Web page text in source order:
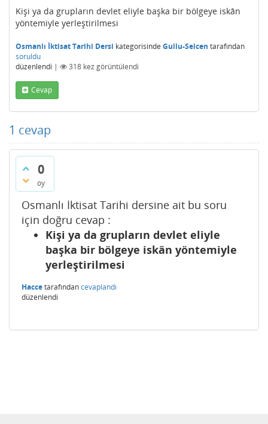
Kişi ya da grupların devlet eliyle başka bir bölgeye iskân
yöntemiyle yerleştirilmesi
Osmanlı İktisat Tarihi Dersi kategorisinde Gullu-Selcen tarafından
soruldu
düzenlendi | 318 kez görüntülendi
Cevap
1 cevap
0
oy
Osmanlı İktisat Tarihi dersine ait bu soru
için doğru cevap :
Kişi ya da grupların devlet eliyle
başka bir bölgeye iskân yöntemiyle
yerleştirilmesi
Haccetarafındancevaplandı
düzenlendi